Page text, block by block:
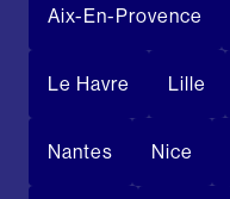
Aix-En-Provence
Le Havre Lille
Nantes Nice